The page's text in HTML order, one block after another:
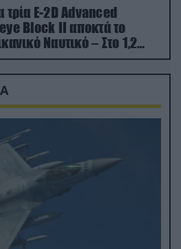
τρία E-2D Advanced
Block II αποκτά το
Ναυτικό – Στο 1,2
το κόστος